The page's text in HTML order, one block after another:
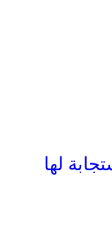
لها